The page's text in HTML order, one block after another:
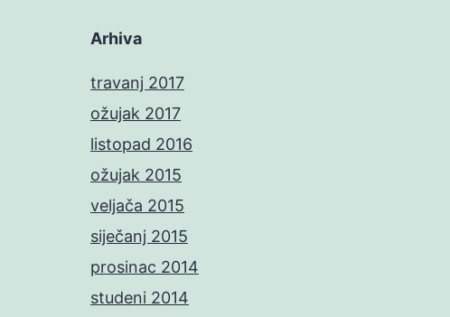
Arhiva
travanj 2017
ožujak 2017
listopad 2016
ožujak 2015
veljača 2015
siječanj 2015
prosinac 2014
studeni 2014